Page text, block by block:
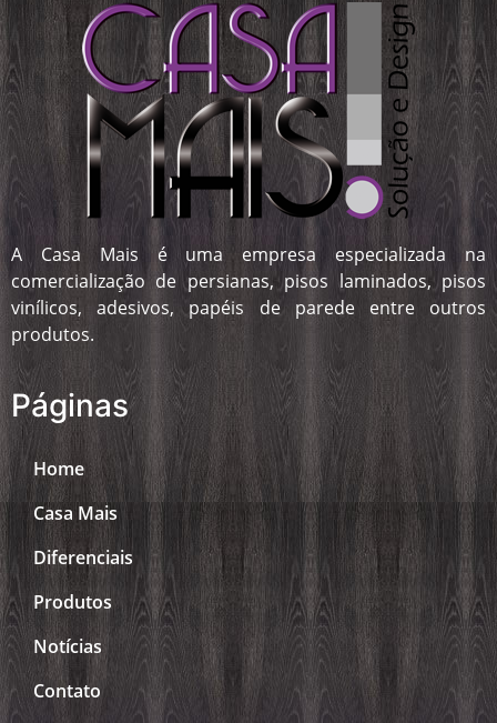
A Casa Mais é uma empresa especializada na
comercialização de persianas, pisos laminados, pisos
vinílicos, adesivos, papéis de parede entre outros
produtos.
Páginas
Home
Casa Mais
Diferenciais
Produtos
Notícias
Contato